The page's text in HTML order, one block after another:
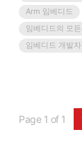
업용 애플리케이
스템을 준비하는
사이트를 제공합니
Arm 임베디드
임베디드의 모든
임베디드 개발자
Page 1 of 1